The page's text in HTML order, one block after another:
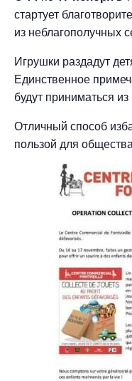
стартует
из неблагополучных
Игрушки раздадут
Единственное
будут приниматься
Отличный способ
пользой для